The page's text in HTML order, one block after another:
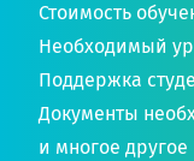
Стоимость
Необходимый
Поддержка
Документы
и многое другое